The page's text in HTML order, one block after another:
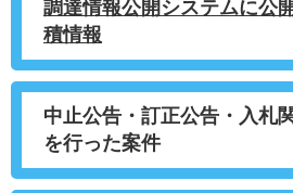
調達情報公開システムに公
積情報
中止公告・訂正公告・入札
を行った案件